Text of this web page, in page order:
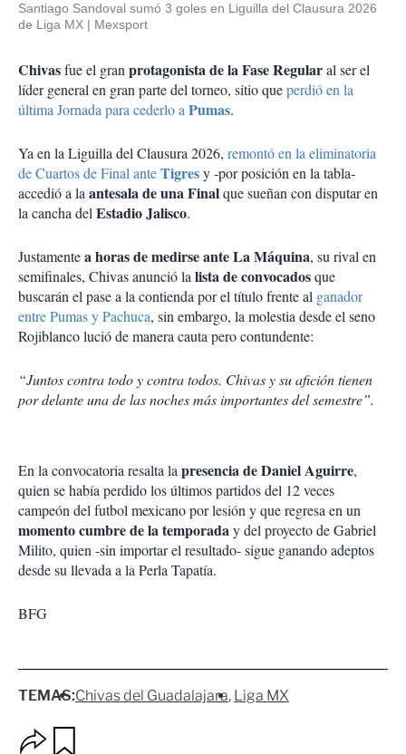
Santiago Sandoval sumó 3 goles en Liguilla del Clausura 2026
de Liga MX
Mexsport
Chivasfue el granprotagonista de la Fase Regularal ser el
líder general en gran parte del torneo, sitio queperdió en la
última Jornada para cederlo aPumas.
Ya en la Liguilla del Clausura 2026, remontó en la eliminatoria
de Cuartos de Final anteTigresy -por posición en la tabla-
accedió a laantesala de una Finalque sueñan con disputar en
la cancha delEstadio Jalisco.
Justamentea horas de medirse ante La Máquina, su rival en
semifinales, Chivas anunció lalista de convocadosque
buscarán el pase a la contienda por el título frente al ganador
entre Pumas y Pachuca, sin embargo, la molestia desde el seno
Rojiblanco lució de manera cauta pero contundente:
“Juntos contra todo y contra todos. Chivas y su afición tienen
por delante una de las noches más importantes del semestre”.
En la convocatoria resalta lapresencia de Daniel Aguirre,
quien se había perdido los últimos partidos del 12 veces
campeón del futbol mexicano por lesión y que regresa en un
momento cumbre de la temporaday del proyecto de Gabriel
Milito, quien -sin importar el resultado- sigue ganando adeptos
desde su llevada a la Perla Tapatía.
BFG
TEMAS:Chivas del Guadalajara Liga MX